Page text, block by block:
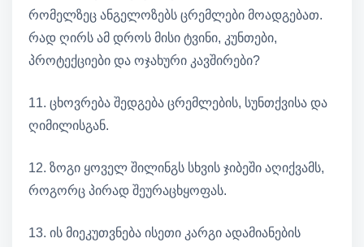
რომელზეც ანგელოზებს ცრემლები მოადგებათ.
რად ღირს ამ დროს მისი ტვინი, კუნთები,
პროტექციები და ოჯახური კავშირები?
11. ცხოვრება შედგება ცრემლების, სუნთქვისა და
ღიმილისგან.
12. ზოგი ყოველ შილინგს სხვის ჯიბეში აღიქვამს,
როგორც პირად შეურაცხყოფას.
13. ის მიეკუთვნება ისეთი კარგი ადამიანების